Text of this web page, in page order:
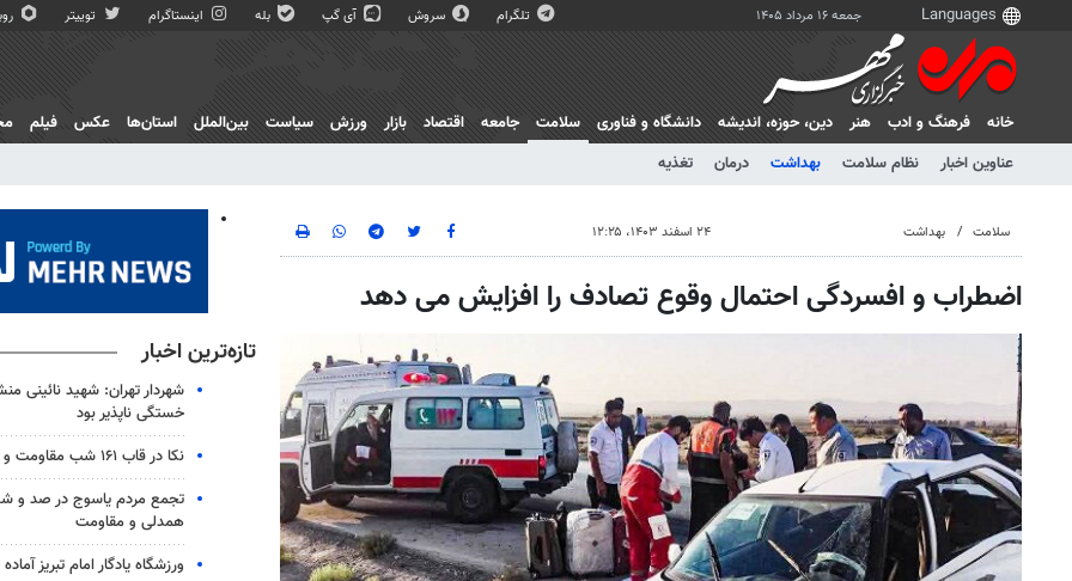
جمعه ۱۶ مرداد ۱۴۰۵ تلگرام سروش آی گپ بله اینستاگرام توییتر
خانه فرهنگ و ادب هنر دين، حوزه، انديشه دانشگاه و فناوری
سلامت
عناوین اخبار
نظام سلامت بهداشت درمان تغذیه
جامعه اقتصاد بازار ورزش سیاست بین‌الملل استان‌ها عکس فیلم
سلامت بهداشت ۲۴ اسفند ۱۴۰۳، ۱۲:۲۵
اضطراب و افسردگی احتمال وقوع تصادف را افزایش می دهد
تازه‌ترین اخبار
شهردار تهران: شهید نائینی
خستگی‌ ناپذیر بود
نکا در قاب ۱۶۱ شب مقاومت و همدلی
تجمع مردم یاسوج در صد
همدلی و مقاومت
ورزشگاه یادگار امام تبریز